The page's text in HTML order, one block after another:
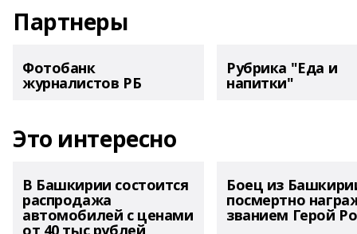
Партнеры
Фотобанк
журналистов РБ
Рубрика "Еда и
напитки"
Это интересно
В Башкирии состоится
распродажа
автомобилей с ценами
от 40 тыс рублей
Боец из
посмертно
званием Герой